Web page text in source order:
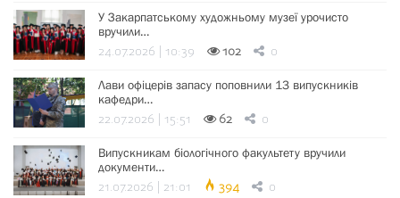
У Закарпатському художньому музеї урочисто
вручили…
24.07.2026 | 10:39 102 0
Лави офіцерів запасу поповнили 13 випускників
кафедри…
22.07.2026 | 15:51 62 0
Випускникам біологічного факультету вручили
документи…
21.07.2026 | 21:01 394 0